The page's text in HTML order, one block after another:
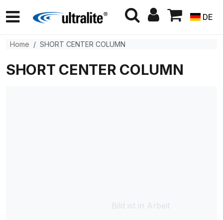
DE
Home SHORT CENTER COLUMN
SHORT CENTER COLUMN
Bild ist in Arbeit